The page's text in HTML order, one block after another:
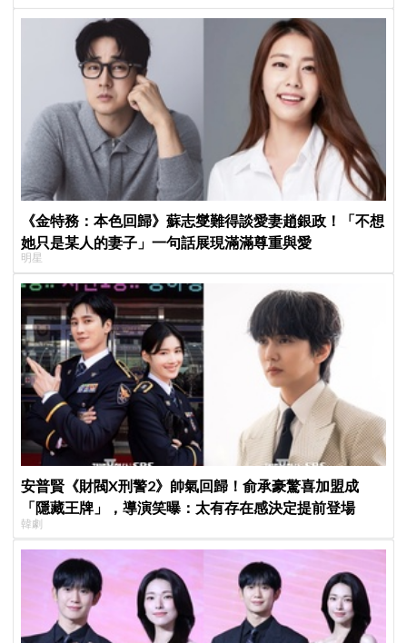
《金特務：本色回歸》蘇志燮難得談愛妻趙銀政！「不想
她只是某人的妻子」一句話展現滿滿尊重與愛
明星
安普賢《財閥X刑警2》帥氣回歸！俞承豪驚喜加盟成
「隱藏王牌」，導演笑曝：太有存在感決定提前登場
韓劇